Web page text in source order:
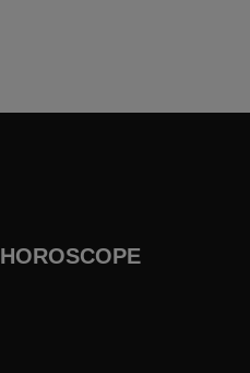
HOROSCOPE